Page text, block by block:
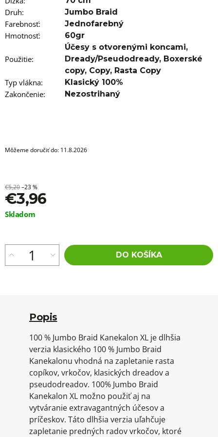
Druh: Jumbo Braid
Farebnosť: Jednofarebný
Hmotnosť: 60gr
Použitie:
Účesy s otvorenými koncami,
Dready/Pseudodready, Boxerské
copy, Copy, Rasta Copy
Typ vlákna: Klasický 100%
Zakončenie: Nezostrihaný
Môžeme doručiť do: 11.8.2026
€5,20–23 %
€3,96
Jednotková
Skladom
DO KOŠÍKA
Popis
100 % Jumbo Braid Kanekalon XL je dlhšia
verzia klasického 100 % Jumbo Braid
Kanekalonu vhodná na zapletanie rasta
copíkov, vrkočov, klasických dreadov a
pseudodreadov. 100% Jumbo Braid
Kanekalon XL možno použiť aj na
vytváranie extravagantných účesov a
príčeskov. Táto dlhšia verzia uľahčuje
zapletanie predných radov vrkočov, ktoré
m
e
100%
BRAID
KANEKALON
BRAIDORDIE
€5,96